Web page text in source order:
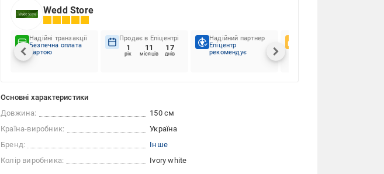
Wedd Store
Надійні транзакції
Безпечна оплата
картою
Продає в Епіцентрі
1
рік
11
місяців
17
днів
Надійний партнер
Епіцентр
рекомендує
Основні характеристики
Довжина:
150 см
Країна-виробник:
Україна
Бренд:
Інше
Колір виробника:
Ivory white